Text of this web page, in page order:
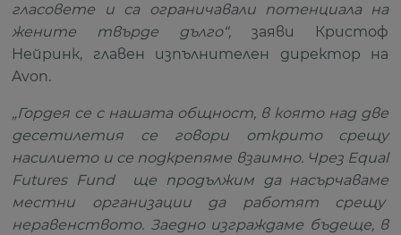
гласовете и са ограничавали потенциала на
жените твърде дълго“, заяви Кристоф
Нейринк, главен изпълнителен директор на
Avon.
„Гордея се с нашата общност, в която над две
десетилетия се говори открито срещу
насилието и се подкрепяме взаимно. Чрез Equal
Futures Fund ще продължим да насърчаваме
местни организации да работят срещу
неравенството. Заедно изграждаме бъдеще, в